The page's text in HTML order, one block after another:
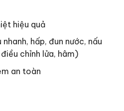
hiệu quả
hấp, đun nước, nấu
chỉnh lửa, hâm)
an toàn